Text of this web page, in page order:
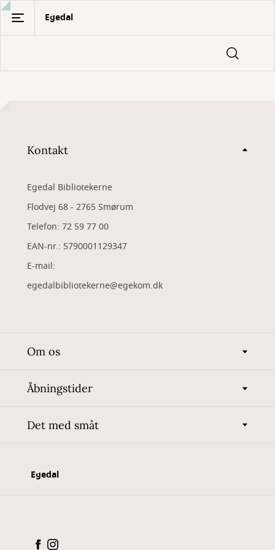
Gå
hovedindhold
Egedal
Kontakt
Egedal Bibliotekerne
Flodvej 68 - 2765 Smørum
Telefon: 72 59 77 00
EAN-nr.: 5790001129347
​E-mail:
egedalbibliotekerne@egekom.dk
Om os
Åbningstider
Det med småt
Egedal